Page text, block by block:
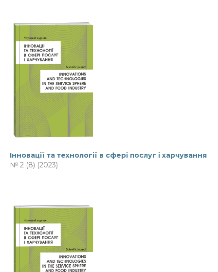
Інновації та технології в сфері послуг і харчування
№ 2 (8) (2023)